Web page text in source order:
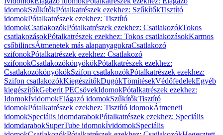
idomokSzűkítőkPótalkatrészek ezekhez: SzűkítőkTisztító
idomokPótalkatrészek ezekhez: Tisztító
idomokCsatlakozókPótalkatrészek ezekhez: CsatlakozókTokos
csatlakozásokPótalkatrészek ezekhez: Tokos csatlakozásokKarmos
csőbilincsÁtmenetek más alapanyagokraCsatlakozó
szifonokPótalkatrészek ezekhez: Csatlakozó
szifonokCsatlakozókönyökökPótalkatrészek ezekhez:
CsatlakozókönyökökSzifon csatlakozókPótalkatrészek ezekhez:
Szifon csatlakozókKiegészítőkDugókTömítésekVédőfedelekEgyéb
kiegészítőkGeberit PECsövekIdomokPótalkatrészek ezekhez:
IdomokÍvidomokElágazó idomokSzűkítőkTisztító
idomokPótalkatrészek ezekhez: Tisztító idomokÁtmeneti
idomokSpeciális idomdarabokPótalkatrészek ezekhez: Speciális
idomdarabokSuperTube idomokÍvidomokSpeciális